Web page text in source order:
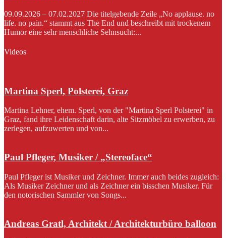
09.09.2026 – 07.02.2027 Die titelgebende Zeile „No applause. no
life. no pain.“ stammt aus The End und beschreibt mit trockenem
Humor eine sehr menschliche Sehnsucht:...
Videos
Martina Sperl, Polsterei, Graz
Martina Lehner, ehem. Sperl, von der "Martina Sperl Polsterei" in
Graz, fand ihre Leidenschaft darin, alte Sitzmöbel zu erwerben, zu
zerlegen, aufzuwerten und von...
Paul Pfleger, Musiker / „Stereoface“
Paul Pfleger ist Musiker und Zeichner. Immer auch beides zugleich:
Als Musiker Zeichner und als Zeichner ein bisschen Musiker. Für
den notorischen Sammler von Songs...
Andreas Gratl, Architekt / Architekturbüro balloon